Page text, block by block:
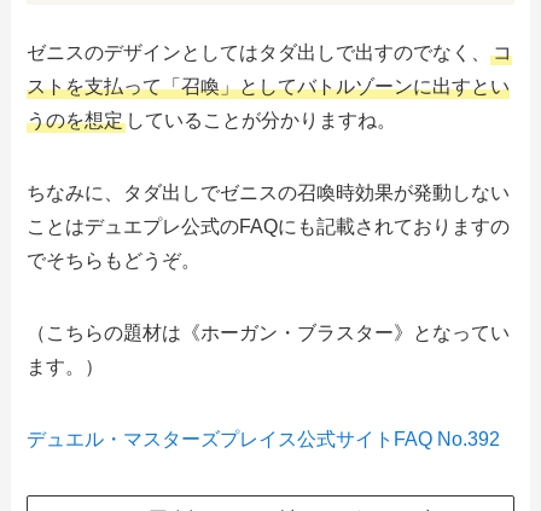
ゼニスのデザインとしてはタダ出しで出すのでなく、コ
ストを支払って「召喚」としてバトルゾーンに出すとい
うのを想定 していることが分かりますね。
ちなみに、タダ出しでゼニスの召喚時効果が発動しない
ことはデュエプレ公式のFAQにも記載されておりますの
でそちらもどうぞ。
（こちらの題材は《ホーガン・ブラスター》となってい
ます。）
デュエル・マスターズプレイス公式サイトFAQ No.392